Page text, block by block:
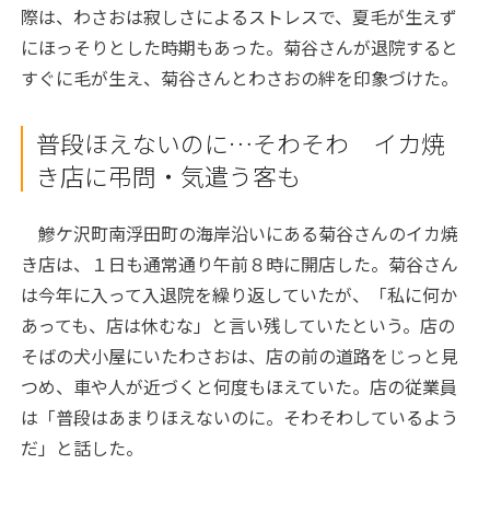
際は、わさおは寂しさによるストレスで、夏毛が生えず
にほっそりとした時期もあった。菊谷さんが退院すると
すぐに毛が生え、菊谷さんとわさおの絆を印象づけた。
普段ほえないのに…そわそわ イカ焼
き店に弔問・気遣う客も
鰺ケ沢町南浮田町の海岸沿いにある菊谷さんのイカ焼
き店は、１日も通常通り午前８時に開店した。菊谷さん
は今年に入って入退院を繰り返していたが、「私に何か
あっても、店は休むな」と言い残していたという。店の
そばの犬小屋にいたわさおは、店の前の道路をじっと見
つめ、車や人が近づくと何度もほえていた。店の従業員
は「普段はあまりほえないのに。そわそわしているよう
だ」と話した。